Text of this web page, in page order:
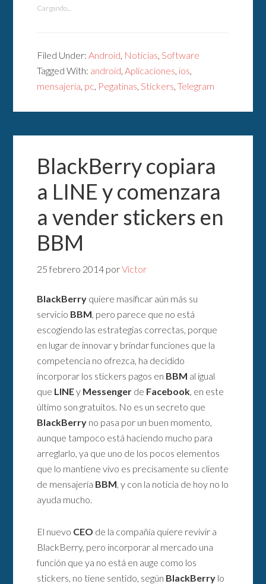
Cargando...
Filed Under:Android, Noticias,Software
Tagged With: android,Aplicaciones, ios,
mensajeria, pc, Pegatinas,Stickers,Telegram
BlackBerry copiara
a LINE y comenzara
a vender stickers en
BBM
25 febrero 2014 porVictor
BlackBerry quiere masificar aún más su
servicio BBM, pero parece que no está
escogiendo las estrategias correctas, porque
en lugar de innovar y brindar funciones que la
competencia no ofrezca, ha decidido
incorporar los stickers pagos en BBM al igual
que LINEy Messenger de Facebook, en este
último son gratuitos. No es un secreto que
BlackBerry no pasa por un buen momento,
aunque tampoco está haciendo mucho para
arreglarlo, ya que uno de los pocos elementos
que lo mantiene vivo es precisamente su cliente
de mensajería BBM, y con la noticia de hoy no lo
ayuda mucho.
El nuevo CEO de la compañía quiere revivir a
BlackBerry, pero incorporar al mercado una
función que ya no está en auge como los
stickers, no tiene sentido, según BlackBerry lo